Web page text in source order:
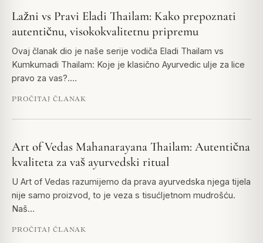
Lažni vs Pravi Eladi Thailam: Kako prepoznati
autentičnu, visokokvalitetnu pripremu
Ovaj članak dio je naše serije vodiča Eladi Thailam vs
Kumkumadi Thailam: Koje je klasično Ayurvedic ulje za lice
pravo za vas?.…
PROČITAJ ČLANAK
Art of Vedas Mahanarayana Thailam: Autentična
kvaliteta za vaš ayurvedski ritual
U Art of Vedas razumijemo da prava ayurvedska njega tijela
nije samo proizvod, to je veza s tisućljetnom mudrošću.
Naš…
PROČITAJ ČLANAK